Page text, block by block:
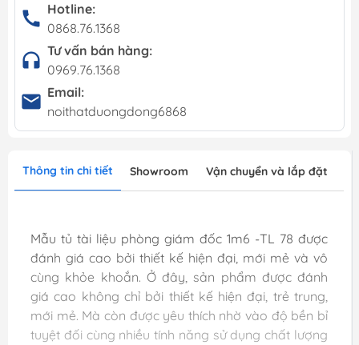
Hotline:
0868.76.1368
Tư vấn bán hàng:
0969.76.1368
Email:
noithatduongdong6868
Thông tin chi tiết Showroom Vận chuyển và lắp đặt
Mẫu tủ tài liệu phòng giám đốc 1m6 -TL 78 được
đánh giá cao bởi thiết kế hiện đại, mới mẻ và vô
cùng khỏe khoắn. Ở đây, sản phẩm được đánh
giá cao không chỉ bởi thiết kế hiện đại, trẻ trung,
mới mẻ. Mà còn được yêu thích nhờ vào độ bền bỉ
tuyệt đối cùng nhiều tính năng sử dụng chất lượng